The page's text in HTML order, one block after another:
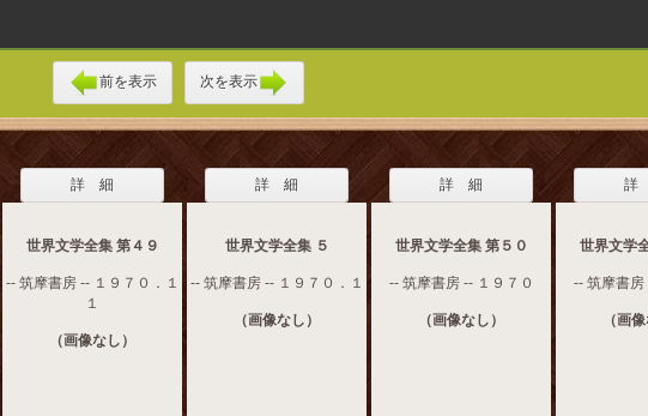
前を表示 次を表示
詳 細
世界文学全集 第４９
-- 筑摩書房 -- １９７０．１
１
（画像なし）
詳 細
世界文学全集 ５
-- 筑摩書房 -- １９７０．１
（画像なし）
詳 細
世界文学全集 第５０
-- 筑摩書房 -- １９７０
（画像なし）
詳
世界文学
-- 筑摩書房
（画